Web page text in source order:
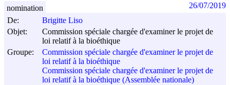
De:
Brigitte Liso
Objet:
Commission spéciale chargée d'examiner le projet de
loi relatif à la bioéthique
Groupe:
Commission spéciale chargée d'examiner le projet de
loi relatif à la bioéthique
Commission spéciale chargée d'examiner le projet de
loi relatif à la bioéthique (Assemblée nationale)
nomination 26/07/2019